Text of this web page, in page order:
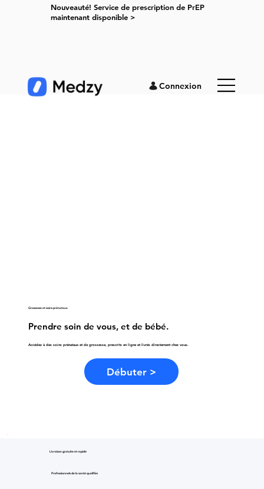
Nouveauté! Service de prescription de PrEP
maintenant disponible >
Connexion
Grossesse et soins prénataux
Prendre soin de vous, et de bébé.
Accédez à des soins prénataux et de grossesse, prescrits en ligne et livrés directement chez vous.
Débuter >
Livraison gratuite et rapide
Professionnels de la santé qualifiés